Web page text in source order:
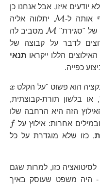
\mathcal{M}
יודעים איזו, אבל אנחנו כן
אותה ל-M יתלווה אליה
של "סגירת" M מסביב לה
לדבר על קבוצה של
הללו ייקראו תנאי
כפייה.
הוא פשוט "על הקלט x
או בלשון תורת-קבוצתית,
הזה היא הרחבה שלו
אחרות: אילוץ על f
, כזו שלא מוגדרת על כל
כזו, למרות שגם
היה משפט שעוסק באיך